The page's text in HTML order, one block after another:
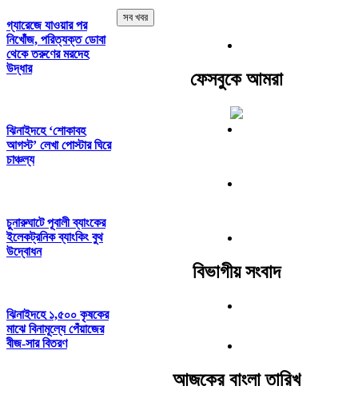
গ্যারেজে যাওয়ার পর
নিখোঁজ, পরিত্যক্ত ডোবা
থেকে তরুণের মরদেহ
উদ্ধার
ঝিনাইদহে ‘শোকাবহ
আগস্ট’ লেখা পোস্টার ঘিরে
চাঞ্চল্য
চুনারুঘাটে পূবালী ব্যাংকের
ইলেকট্রনিক ব্যাংকিং বুথ
উদ্বোধন
ঝিনাইদহে ১,৫০০ কৃষকের
মাঝে বিনামূল্যে পেঁয়াজের
বীজ-সার বিতরণ
সব খবর
ফেসবুকে আমরা
বিভাগীয় সংবাদ
আজকের বাংলা তারিখ